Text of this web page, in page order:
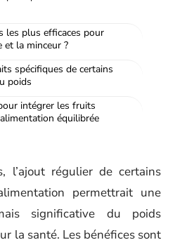
les plus efficaces pour
et la minceur ?
spécifiques de certains
poids
intégrer les fruits
équilibrée
l’ajout régulier de certains
permettrait une
significative du poids
la santé. Les bénéfices sont